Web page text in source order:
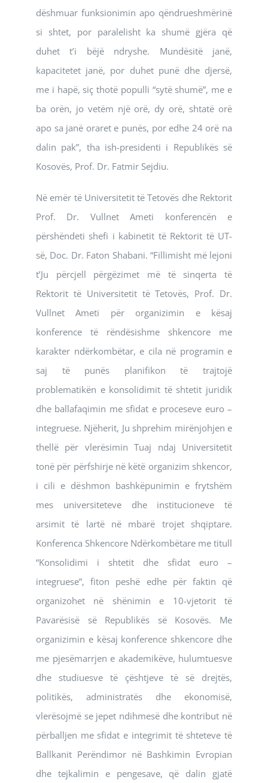
dëshmuar funksionimin apo qëndrueshmërinë
si shtet, por paralelisht ka shumë gjëra që
duhet t’i bëjë ndryshe. Mundësitë janë,
kapacitetet janë, por duhet punë dhe djersë,
me i hapë, siç thotë populli “sytë shumë”, me e
ba orën, jo vetëm një orë, dy orë, shtatë orë
apo sa janë oraret e punës, por edhe 24 orë na
dalin pak”, tha ish-presidenti i Republikës së
Kosovës, Prof. Dr. Fatmir Sejdiu.
Në emër të Universitetit të Tetovës dhe Rektorit
Prof. Dr. Vullnet Ameti konferencën e
përshëndeti shefi i kabinetit të Rektorit të UT-
së, Doc. Dr. Faton Shabani. “Fillimisht më lejoni
t’Ju përcjell përgëzimet më të sinqerta të
Rektorit të Universitetit të Tetovës, Prof. Dr.
Vullnet Ameti për organizimin e kësaj
konference të rëndësishme shkencore me
karakter ndërkombëtar, e cila në programin e
saj të punës planifikon të trajtojë
problematikën e konsolidimit të shtetit juridik
dhe ballafaqimin me sfidat e proceseve euro –
integruese. Njëherit, Ju shprehim mirënjohjen e
thellë për vlerësimin Tuaj ndaj Universitetit
tonë për përfshirje në këtë organizim shkencor,
i cili e dëshmon bashkëpunimin e frytshëm
mes universiteteve dhe institucioneve të
arsimit të lartë në mbarë trojet shqiptare.
Konferenca Shkencore Ndërkombëtare me titull
“Konsolidimi i shtetit dhe sfidat euro –
integruese”, fiton peshë edhe për faktin që
organizohet në shënimin e 10-vjetorit të
Pavarësisë së Republikës së Kosovës. Me
organizimin e kësaj konference shkencore dhe
me pjesëmarrjen e akademikëve, hulumtuesve
dhe studiuesve të çështjeve të së drejtës,
politikës, administratës dhe ekonomisë,
vlerësojmë se jepet ndihmesë dhe kontribut në
përballjen me sfidat e integrimit të shteteve të
Ballkanit Perëndimor në Bashkimin Evropian
dhe tejkalimin e pengesave, që dalin gjatë